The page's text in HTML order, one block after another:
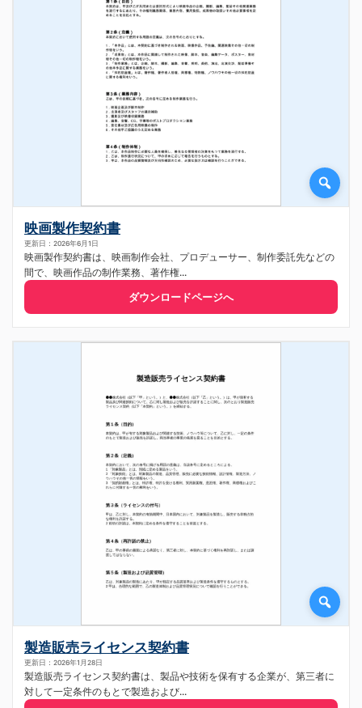
映画製作契約書
更新日：2026年6月1日
映画製作契約書は、映画制作会社、プロデューサー、制作委託先などの
間で、映画作品の制作業務、著作権...
ダウンロードページへ
製造販売ライセンス契約書
更新日：2026年1月28日
製造販売ライセンス契約書は、製品や技術を保有する企業が、第三者に
対して一定条件のもとで製造および...